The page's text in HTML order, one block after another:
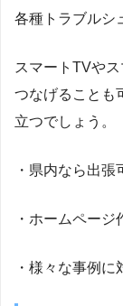
各種トラブルシ
スマートTVや
つなげることも
立つでしょう。
・県内なら出張
・ホームページ
・様々な事例に